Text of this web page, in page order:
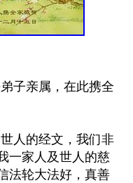
子亲属，在此携全
人的经文，我们非
一家人及世人的慈
法轮大法好，真善